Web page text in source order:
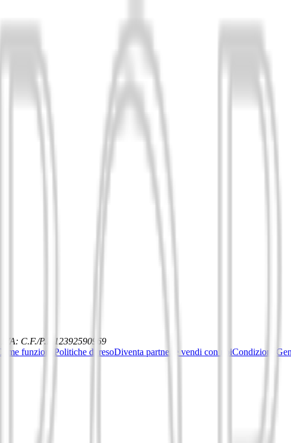
: C.F./P.I. 12392590969
funziona Politiche di resoDiventa partner e vendi con noiCondizioni